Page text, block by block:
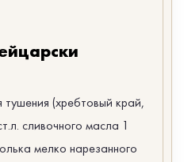
тушения (хребтовый край,
сливочного масла 1
мелко нарезанного